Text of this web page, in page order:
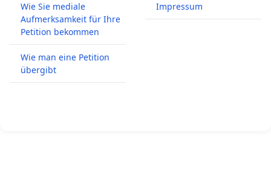
Wie Sie mediale
Aufmerksamkeit für Ihre
Petition bekommen
Wie man eine Petition
übergibt
Impressum